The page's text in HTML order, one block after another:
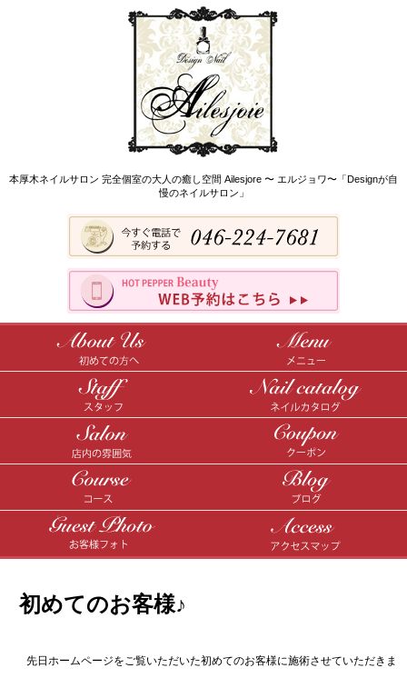
本厚木ネイルサロン 完全個室の大人の癒し空間 Ailesjore 〜 エルジョワ〜「Designが自
慢のネイルサロン」
初めてのお客様♪
先日ホームページをご覧いただいた初めてのお客様に施術させていただきま